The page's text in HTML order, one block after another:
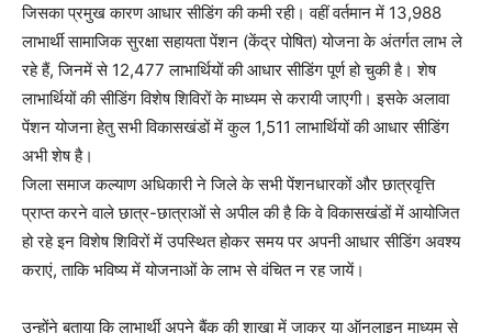
जिसका प्रमुख कारण आधार सीडिंग की कमी रही। वहीं वर्तमान में 13,988
लाभार्थी सामाजिक सुरक्षा सहायता पेंशन (केंद्र पोषित) योजना के अंतर्गत लाभ ले
रहे हैं, जिनमें से 12,477 लाभार्थियों की आधार सीडिंग पूर्ण हो चुकी है। शेष
लाभार्थियों की सीडिंग विशेष शिविरों के माध्यम से करायी जाएगी। इसके अलावा
पेंशन योजना हेतु सभी विकासखंडों में कुल 1,511 लाभार्थियों की आधार सीडिंग
अभी शेष है।
जिला समाज कल्याण अधिकारी ने जिले के सभी पेंशनधारकों और छात्रवृत्ति
प्राप्त करने वाले छात्र-छात्राओं से अपील की है कि वे विकासखंडों में आयोजित
हो रहे इन विशेष शिविरों में उपस्थित होकर समय पर अपनी आधार सीडिंग अवश्य
कराएं, ताकि भविष्य में योजनाओं के लाभ से वंचित न रह जायें।
उन्होंने बताया कि लाभार्थी अपने बैंक की शाखा में जाकर या ऑनलाइन माध्यम से